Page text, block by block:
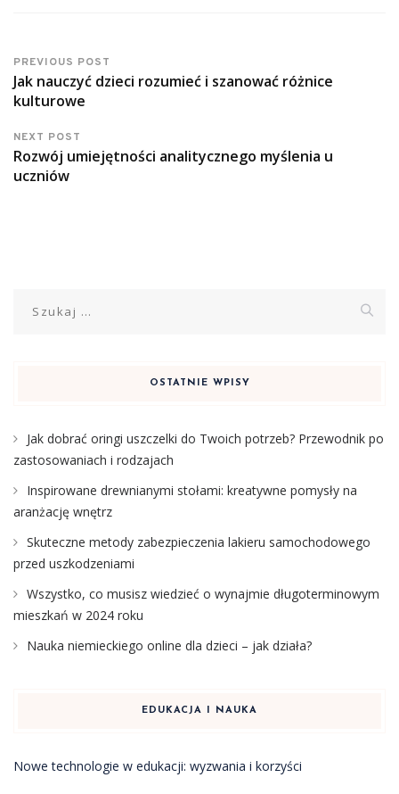
PREVIOUS POST
Jak nauczyć dzieci rozumieć i szanować różnice
kulturowe
NEXT POST
Rozwój umiejętności analitycznego myślenia u
uczniów
OSTATNIE WPISY
Jak dobrać oringi uszczelki do Twoich potrzeb? Przewodnik po
zastosowaniach i rodzajach
Inspirowane drewnianymi stołami: kreatywne pomysły na
aranżację wnętrz
Skuteczne metody zabezpieczenia lakieru samochodowego
przed uszkodzeniami
Wszystko, co musisz wiedzieć o wynajmie długoterminowym
mieszkań w 2024 roku
Nauka niemieckiego online dla dzieci – jak działa?
EDUKACJA I NAUKA
Nowe technologie w edukacji: wyzwania i korzyści